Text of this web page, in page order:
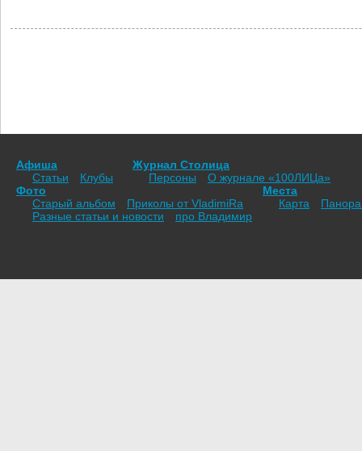
Афиша
Статьи
Клубы
Журнал Столица
Персоны
О журнале «100ЛИЦа»
Фото
Старый альбом
Приколы от VladimiRа
Места
Карта
Разные статьи и новости
про Владимир